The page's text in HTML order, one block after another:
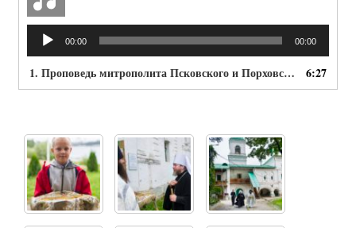
Аудиоплеер
00:00 00:00
1. Проповедь митрополита Псковского и Порховского Тихона в праздник Преображения Господня 6:27